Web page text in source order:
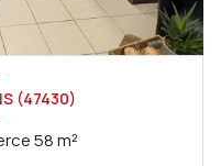
(47430)
Fonds de commerce 58 m²